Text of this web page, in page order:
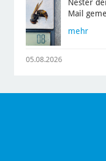
Nester
Mail
mehr
05.08.2026